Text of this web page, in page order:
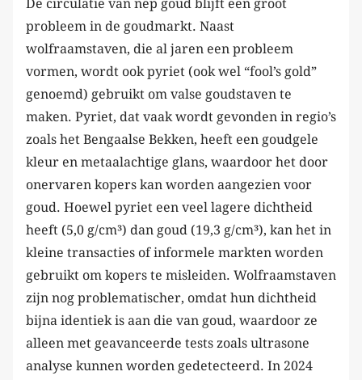
De circulatie van nep goud blijft een groot
probleem in de goudmarkt. Naast
wolfraamstaven, die al jaren een probleem
vormen, wordt ook pyriet (ook wel “fool’s gold”
genoemd) gebruikt om valse goudstaven te
maken. Pyriet, dat vaak wordt gevonden in regio’s
zoals het Bengaalse Bekken, heeft een goudgele
kleur en metaalachtige glans, waardoor het door
onervaren kopers kan worden aangezien voor
goud. Hoewel pyriet een veel lagere dichtheid
heeft (5,0 g/cm³) dan goud (19,3 g/cm³), kan het in
kleine transacties of informele markten worden
gebruikt om kopers te misleiden. Wolfraamstaven
zijn nog problematischer, omdat hun dichtheid
bijna identiek is aan die van goud, waardoor ze
alleen met geavanceerde tests zoals ultrasone
analyse kunnen worden gedetecteerd. In 2024